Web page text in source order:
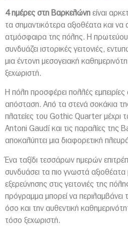
4 ημέρες στη Βαρκελώνη είναι
τα σημαντικότερα αξιοθέατα και να
ατμόσφαιρα της πόλης. Η
συνδυάζει ιστορικές γειτονιές,
μια έντονη μεσογειακή
ξεχωριστή.
Η πόλη προσφέρει πολλές εμπειρίες
απόσταση. Από τα στενά σοκάκια
πλατείες του Gothic Quarter μέχρι
Antoni Gaudí και τις παραλίες της
αποκαλύπτει μια διαφορετική
Ένα ταξίδι τεσσάρων ημερών
συνδυάσει τα πιο γνωστά
εξερεύνησης στις γειτονιές της
πρόγραμμα μπορεί να περιλαμβάνει
όσο και την αυθεντική
τόσο ξεχωριστή.